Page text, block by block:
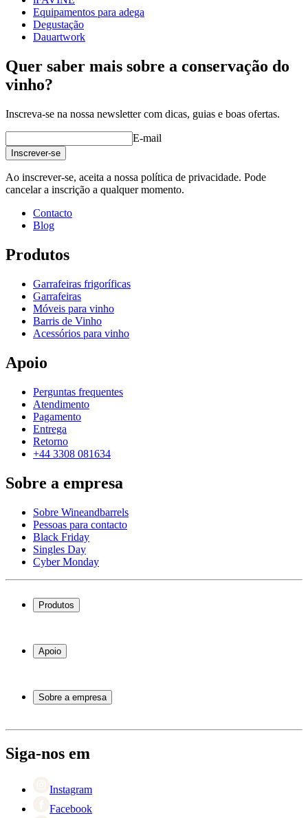
Equipamentos para adega
Degustação
Dauartwork
Quer saber mais sobre a conservação do
vinho?
Inscreva-se na nossa newsletter com dicas, guias e boas ofertas.
E-mail
Inscrever-se
Ao inscrever-se, aceita a nossa política de privacidade. Pode
cancelar a inscrição a qualquer momento.
Contacto
Blog
Produtos
Garrafeiras frigoríficas
Garrafeiras
Móveis para vinho
Barris de Vinho
Acessórios para vinho
Apoio
Perguntas frequentes
Atendimento
Pagamento
Entrega
Retorno
+44 3308 081634
Sobre a empresa
Sobre Wineandbarrels
Pessoas para contacto
Black Friday
Singles Day
Cyber Monday
Produtos
Garrafeiras
Móveis para vinho
Apoio
Atendimento
Pagamento
Retorno
Sobre a empresa
Black Friday
Singles Day
Siga-nos em
Instagram
Facebook